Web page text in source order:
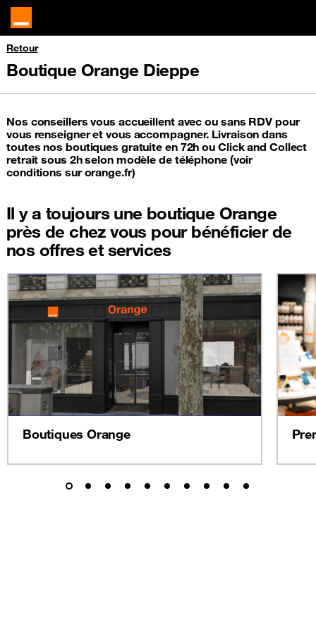
Retour
Boutique Orange Dieppe
Nos conseillers vous accueillent avec ou sans RDV pour
vous renseigner et vous accompagner. Livraison dans
toutes nos boutiques gratuite en 72h ou Click and Collect
retrait sous 2h selon modèle de téléphone (voir
conditions sur orange.fr)
Il y a toujours une boutique Orange
près de chez vous pour bénéficier de
nos offres et services
Boutiques Orange